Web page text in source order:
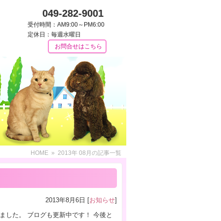
049-282-9001
受付時間：AM9:00～PM6:00
定休日：毎週水曜日
お問合せはこちら
HOME » 2013年 08月の記事一覧
2013年8月6日 [お知らせ]
した。 ブログも更新中です！ 今後と